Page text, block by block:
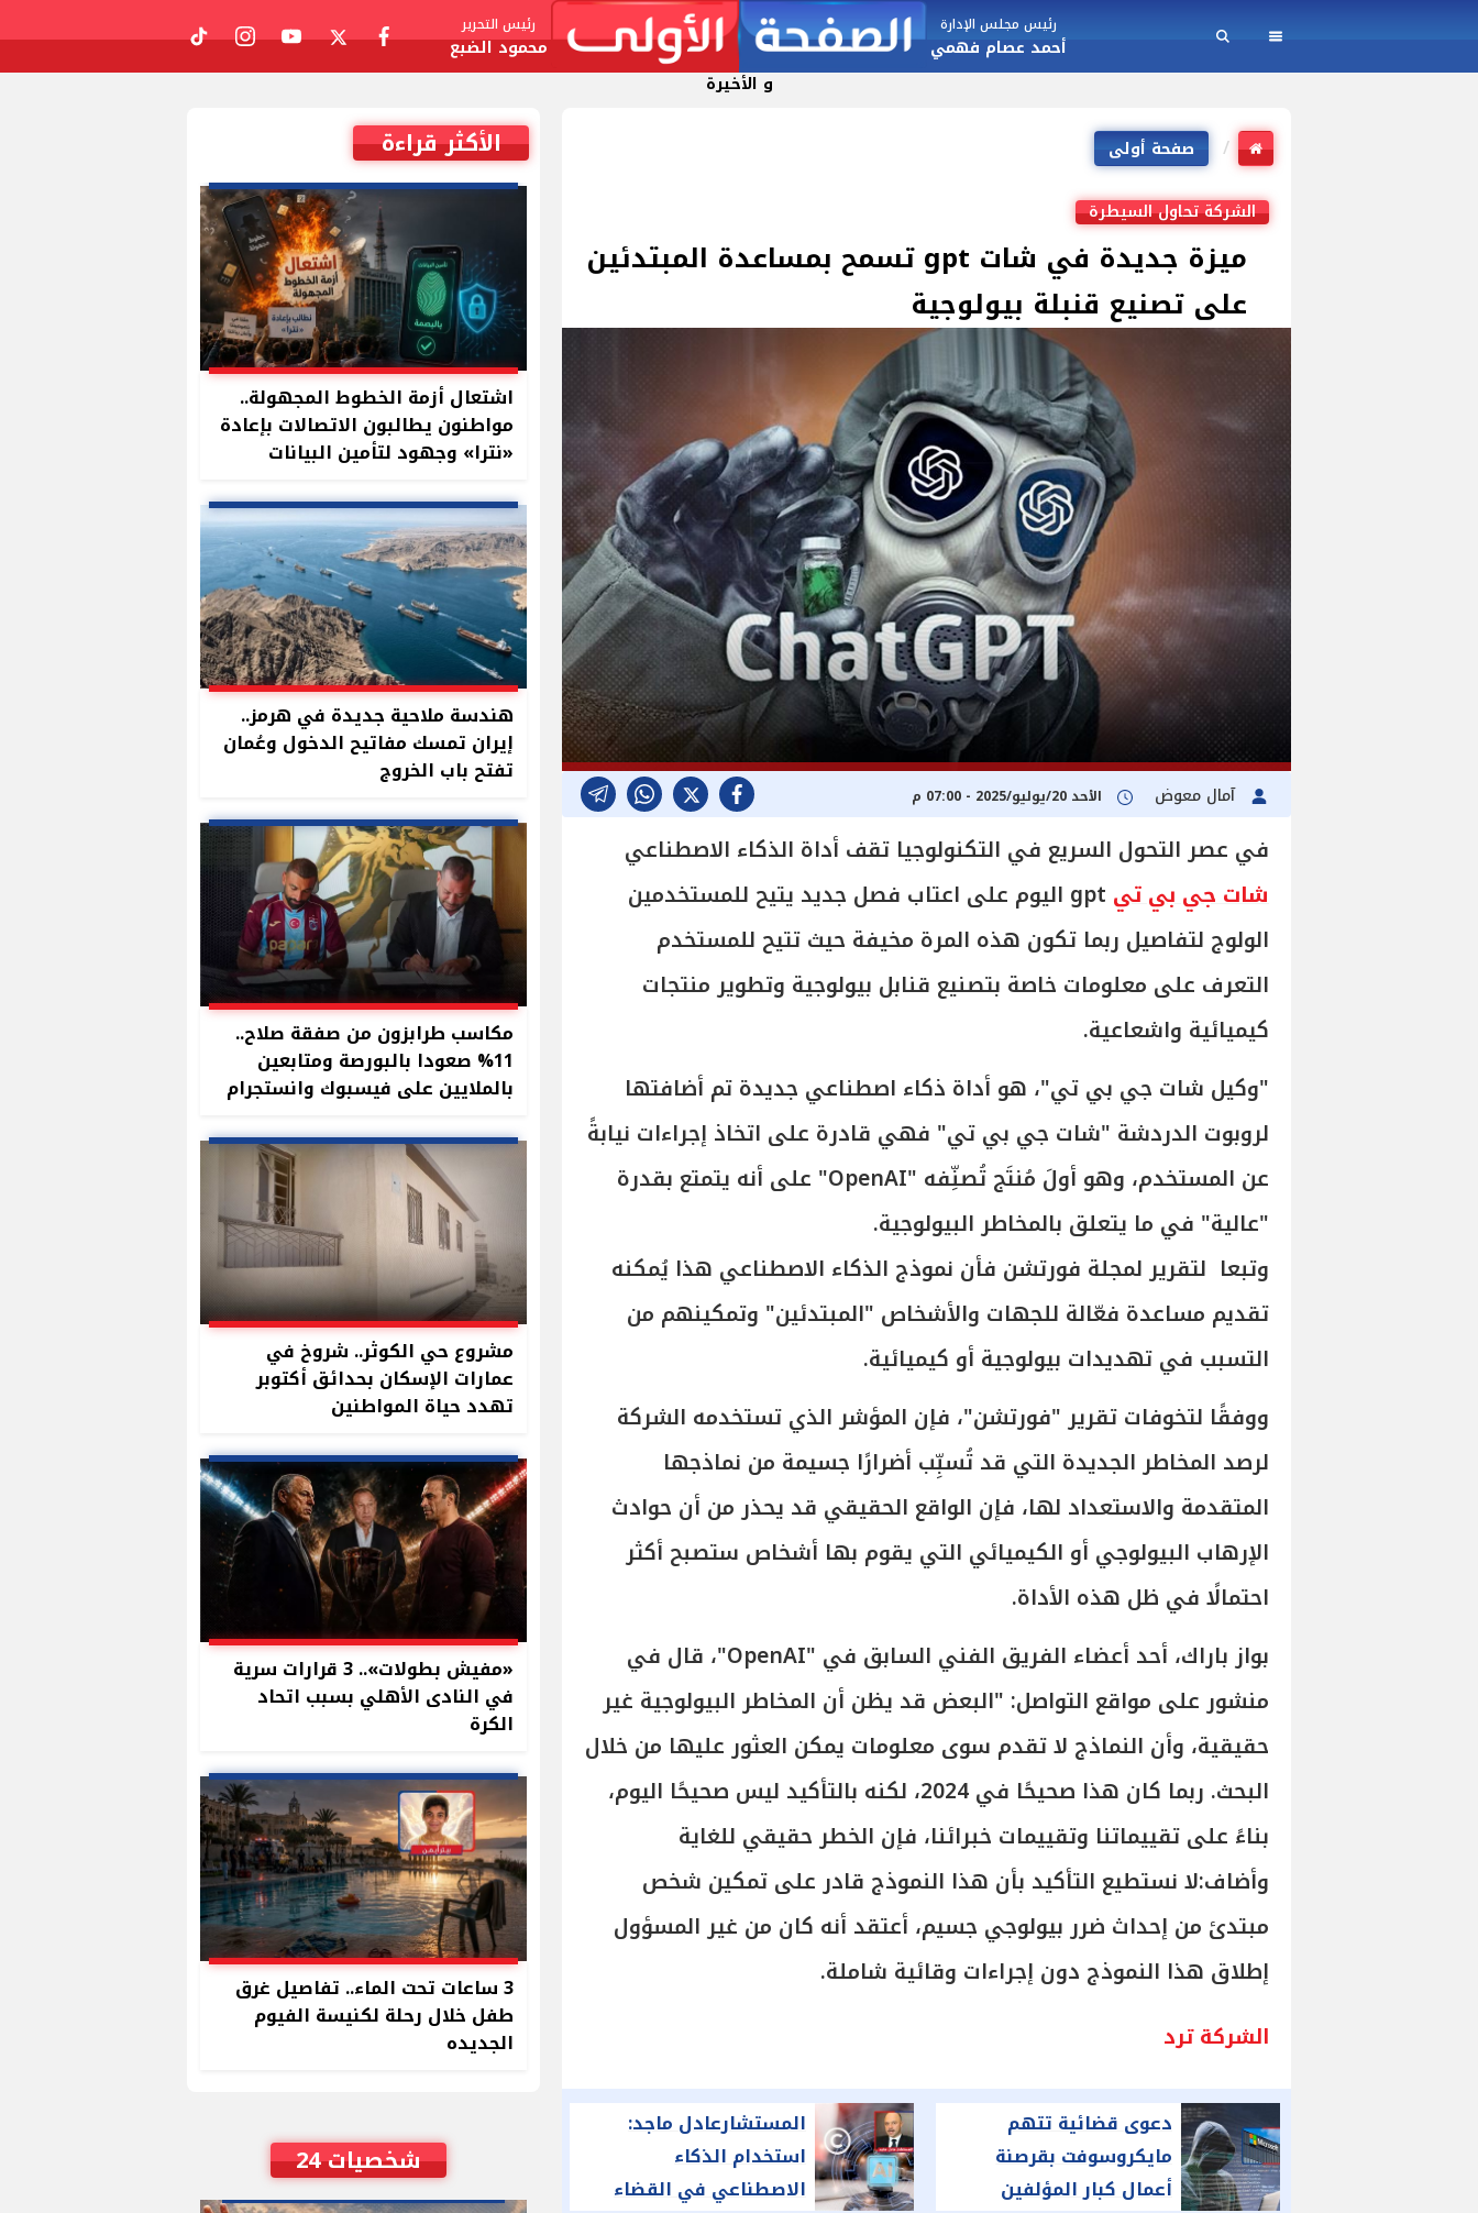
رئيس مجلس الإدارة
أحمد عصام فهمي
رئيس التحرير
محمود الضبع facebook
twitter
youtube
instagram
tiktok
و الأخيرة
صفحة أولى
الشركة تحاول السيطرة
ميزة جديدة في شات gpt تسمح بمساعدة المبتدئين
على تصنيع قنبلة بيولوجية
آمال معوض الأحد 20/يوليو/2025 - 07:00 م
في عصر التحول السريع في التكنولوجيا تقف أداة الذكاء الاصطناعي
شات جي بي تي
gpt اليوم على اعتاب فصل جديد يتيح للمستخدمين
الولوج لتفاصيل ربما تكون هذه المرة مخيفة حيث تتيح للمستخدم
التعرف على معلومات خاصة بتصنيع قنابل بيولوجية وتطوير منتجات
كيميائية واشعاعية.
"وكيل شات جي بي تي"، هو أداة ذكاء اصطناعي جديدة تم أضافتها
لروبوت الدردشة "شات جي بي تي" فهي قادرة على اتخاذ إجراءات نيابةً
عن المستخدم، وهو أولَ مُنتَج تُصنِّفه "OpenAI" على أنه يتمتع بقدرة
"عالية" في ما يتعلق بالمخاطر البيولوجية.
وتبعا لتقرير لمجلة فورتشن فأن نموذج الذكاء الاصطناعي هذا يُمكنه
تقديم مساعدة فعّالة للجهات والأشخاص "المبتدئين" وتمكينهم من
التسبب في تهديدات بيولوجية أو كيميائية.
ووفقًا لتخوفات تقرير "فورتشن"، فإن المؤشر الذي تستخدمه الشركة
لرصد المخاطر الجديدة التي قد تُسبِّب أضرارًا جسيمة من نماذجها
المتقدمة والاستعداد لها، فإن الواقع الحقيقي قد يحذر من أن حوادث
الإرهاب البيولوجي أو الكيميائي التي يقوم بها أشخاص ستصبح أكثر
احتمالًا في ظل هذه الأداة.
بواز باراك، أحد أعضاء الفريق الفني السابق في "OpenAI"، قال في
منشور على مواقع التواصل: "البعض قد يظن أن المخاطر البيولوجية غير
حقيقية، وأن النماذج لا تقدم سوى معلومات يمكن العثور عليها من خلال
البحث. ربما كان هذا صحيحًا في 2024، لكنه بالتأكيد ليس صحيحًا اليوم،
بناءً على تقييماتنا وتقييمات خبرائنا، فإن الخطر حقيقي للغاية
وأضاف:لا نستطيع التأكيد بأن هذا النموذج قادر على تمكين شخص
مبتدئ من إحداث ضرر بيولوجي جسيم، أعتقد أنه كان من غير المسؤول
إطلاق هذا النموذج دون إجراءات وقائية شاملة.
الشركة ترد
دعوى قضائية تتهم
مايكروسوفت بقرصنة
أعمال كبار المؤلفين
المستشارعادل ماجد:
استخدام الذكاء
الاصطناعي في القضاء
الأكثر قراءة
اشتعال أزمة الخطوط المجهولة..
مواطنون يطالبون الاتصالات بإعادة
«نترا» وجهود لتأمين البيانات
هندسة ملاحية جديدة في هرمز..
إيران تمسك مفاتيح الدخول وعُمان
تفتح باب الخروج
مكاسب طرابزون من صفقة صلاح..
11% صعودا بالبورصة ومتابعين
بالملايين على فيسبوك وانستجرام
مشروع حي الكوثر.. شروخ في
عمارات الإسكان بحدائق أكتوبر
تهدد حياة المواطنين
«مفيش بطولات».. 3 قرارات سرية
في النادى الأهلي بسبب اتحاد
الكرة
3 ساعات تحت الماء.. تفاصيل غرق
طفل خلال رحلة لكنيسة الفيوم
الجديده
شخصيات 24